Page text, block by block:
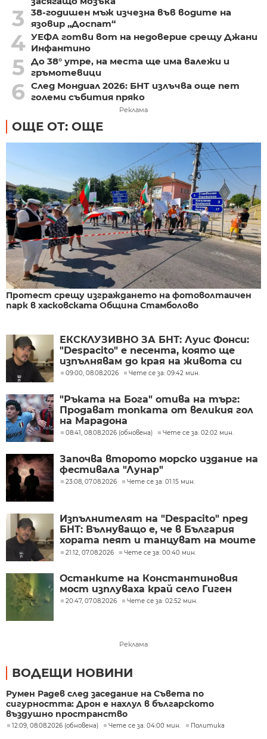
3
38-годишен мъж изчезна във водите на
язовир „Доспат“
4 УЕФА готви вот на недоверие срещу Джани
Инфантино
5 До 38° утре, на места ще има валежи и
гръмотевици
6 След Мондиал 2026: БНТ излъчва още пет
големи събития пряко
Реклама
ОЩЕ ОТ: ОЩЕ
Протест срещу изграждането на фотоволтаичен
парк в хасковската Община Стамболово
ЕКСКЛУЗИВНО ЗА БНТ: Луис Фонси:
"Despacito" е песента, която ще
изпълнявам до края на живота си
09:00, 08.08.2026 Чете се за: 09:42 мин.
"Ръката на Бога" отива на търг:
Продават топката от великия гол
на Марадона
08:41, 08.08.2026 (обновена) Чете се за: 02:02 мин.
Започва второто морско издание на
фестивала "Лунар"
23:08, 07.08.2026 Чете се за: 01:15 мин.
Изпълнителят на "Despacito" пред
БНТ: Вълнуващо е, че в България
хората пеят и танцуват на моите
песни
21:12, 07.08.2026 Чете се за: 00:40 мин.
Останките на Константиновия
мост изплуваха край село Гиген
20:47, 07.08.2026 Чете се за: 02:52 мин.
Реклама
ВОДЕЩИ НОВИНИ
Румен Радев след заседание на Съвета по
сигурността: Дрон е нахлул в българското
въздушно пространство
12:09, 08.08.2026 (обновена) Чете се за: 04:00 мин. Политика